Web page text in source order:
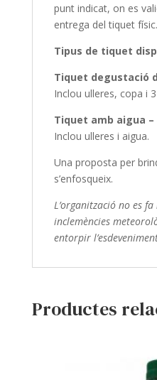
punt indicat, on es
entrega del tiquet físic.
Tipus de tiquet
Tiquet degustació
Inclou ulleres, copa i
Tiquet amb aigua –
Inclou ulleres i aigua.
Una proposta per
s’enfosqueix.
L’organització no es
inclemències
entorpir
Productes